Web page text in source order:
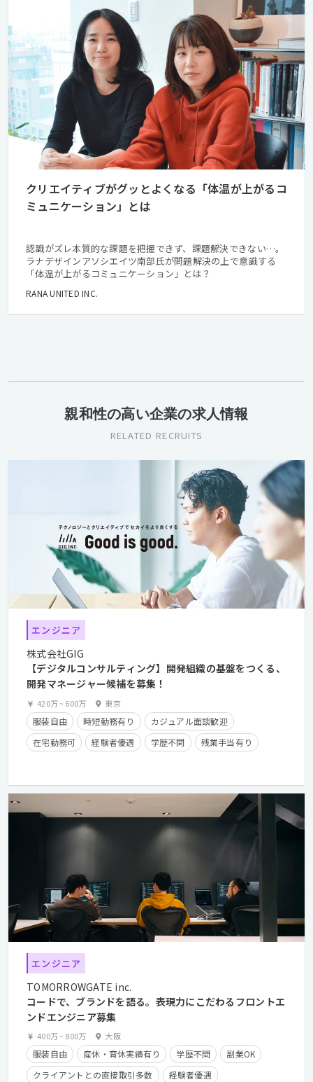
クリエイティブがグッとよくなる「体温が上がるコ
ミュニケーション」とは
認識がズレ本質的な課題を把握できず、課題解決できない…。
ラナデザインアソシエイツ南部氏が問題解決の上で意識する
「体温が上がるコミュニケーション」とは？
RANA UNITED INC.
親和性の高い企業の求人情報
RELATED RECRUITS
エンジニア
株式会社GIG
【デジタルコンサルティング】開発組織の基盤をつくる、
開発マネージャー候補を募集！
420万~600万 東京
服装自由 時短勤務有り
カジュアル面談歓迎
在宅勤務可
経験者優遇 学歴不問
残業手当有り
クライアントとの直接取引多数
副業OK
エンジニア
TOMORROWGATE inc.
コードで、ブランドを語る。――表現力にこだわるフロントエ
ンドエンジニア募集
400万~800万 大阪
服装自由 産休・育休実績有り 学歴不問
副業OK
クライアントとの直接取引多数
経験者優遇